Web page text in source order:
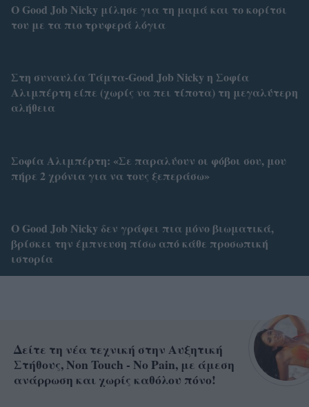
O Good Job Nicky μίλησε για τη μαμά και το κορίτσι
του με τα πιο τρυφερά λόγια
Στη συναυλία Τάμτα-Good Job Nicky η Σοφία
Αλιμπέρτη είπε (χωρίς να πει τίποτα) τη μεγαλύτερη
αλήθεια
Σοφία Αλιμπέρτη: «Σε παραλύουν οι φόβοι σου, μου
πήρε 2 χρόνια για να τους ξεπεράσω»
O Good Job Nicky δεν γράφει πια μόνο βιωματικά,
βρίσκει την έμπνευση πίσω από κάθε προσωπική
ιστορία
Δείτε τη νέα τεχνική στην Αυξητική
Στήθους, Non Touch - No Pain, με άμεση
ανάρρωση και χωρίς καθόλου πόνο!